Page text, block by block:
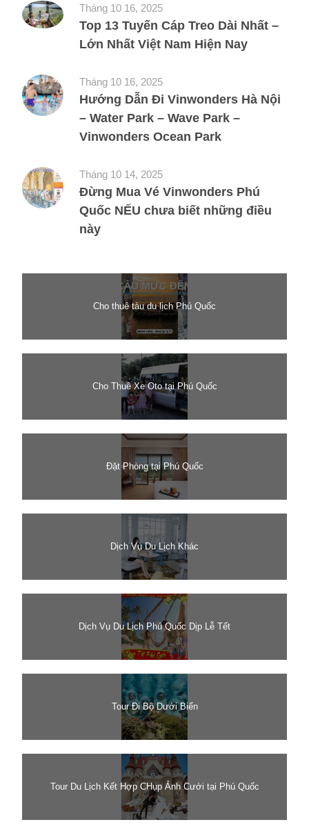
Tháng 10 16, 2025
Top 13 Tuyến Cáp Treo Dài Nhất –
Lớn Nhất Việt Nam Hiện Nay
Tháng 10 16, 2025
Hướng Dẫn Đi Vinwonders Hà Nội
– Water Park – Wave Park –
Vinwonders Ocean Park
Tháng 10 14, 2025
Đừng Mua Vé Vinwonders Phú
Quốc NẾU chưa biết những điều
này
Cho thuê tàu du lịch Phú Quốc
Cho Thuê Xe Oto tại Phú Quốc
Đặt Phòng tại Phú Quốc
Dịch Vụ Du Lịch Khác
Dịch Vụ Du Lịch Phú Quốc Dịp Lễ Tết
Tour Đi Bộ Dưới Biển
Tour Du Lịch Kết Hợp CHụp Ảnh Cưới tại Phú Quốc